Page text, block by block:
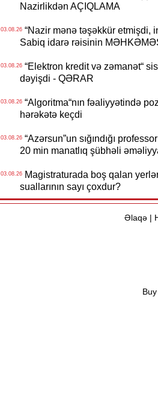
Nazirlikdən AÇIQLAMA
03.08.26“Nazir mənə təşəkkür etmişdi,
Sabiq idarə rəisinin
03.08.26“Elektron kredit və zəmanət“
dəyişdi - QƏRAR
03.08.26“Algoritma“nın fəaliyyətində
hərəkətə keçdi
03.08.26“Azərsun”un sığındığı
20 min manatlıq şübhəli
03.08.26Magistraturada boş qalan
suallarının sayı çoxdur?
Əlaqə|